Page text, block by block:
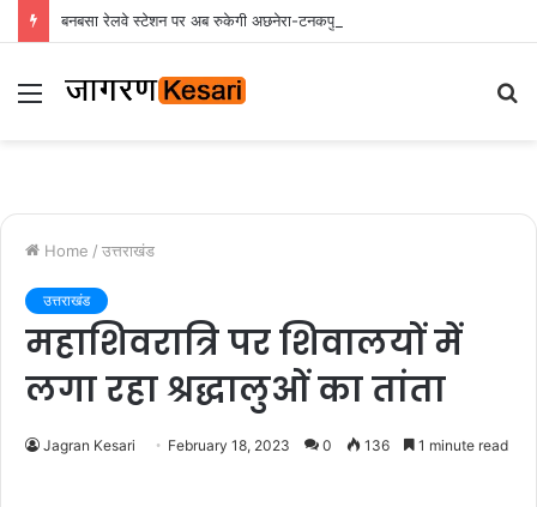
Menu
Home / उत्तराखंड
उत्तराखंड
महाशिवरात्रि पर शिवालयों में
लगा रहा श्रद्धालुओं का तांता
Jagran Kesari February 18, 2023 0 136 1 minute read